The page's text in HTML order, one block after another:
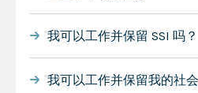
我可以工作并保留 SSI 吗？
我可以工作并保留我的社